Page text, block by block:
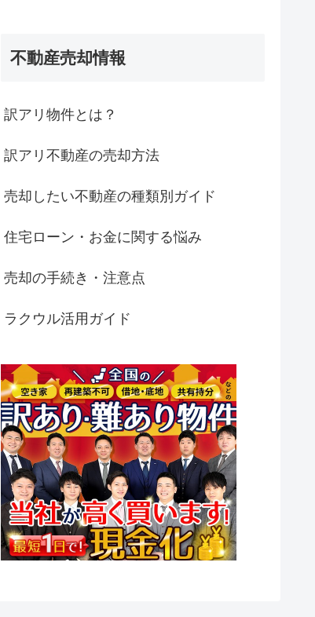
不動産売却情報
訳アリ物件とは？
訳アリ不動産の売却方法
売却したい不動産の種類別ガイド
住宅ローン・お金に関する悩み
売却の手続き・注意点
ラクウル活用ガイド